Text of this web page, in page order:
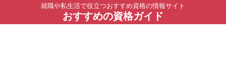
就職や私生活で役立つおすすめ資格の情報サイト
おすすめの資格ガイド